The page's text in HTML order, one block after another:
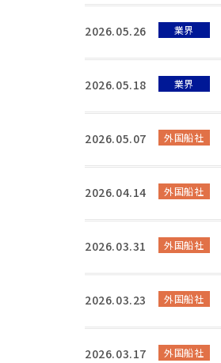
2026.05.26 業界
2026.05.18 業界
2026.05.07 外国船社
2026.04.14 外国船社
2026.03.31 外国船社
2026.03.23 外国船社
2026.03.17 外国船社